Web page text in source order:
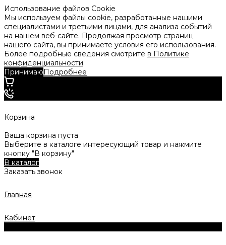
Использование файлов Cookie
Мы используем файлы cookie, разработанные нашими
специалистами и третьими лицами, для анализа событий
на нашем веб-сайте. Продолжая просмотр страниц
нашего сайта, вы принимаете условия его использования.
Более подробные сведения смотрите в Политике
конфиденциальности.
ПринимаюПодробнее
Корзина
Ваша корзина пуста
Выберите в каталоге интересующий товар и нажмите
кнопку "В корзину"
В каталог
Заказать звонок
Главная
Кабинет